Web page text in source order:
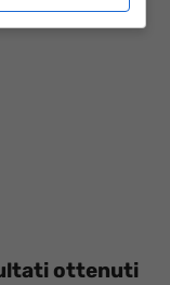
ottenuti